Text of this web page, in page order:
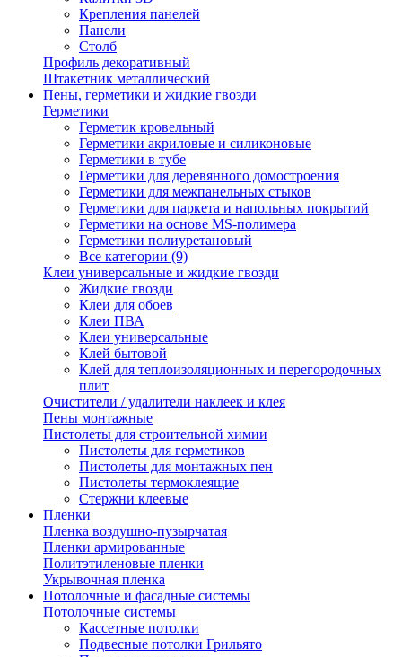
Крепления панелей
Панели
Столб
Профиль декоративный
Штакетник металлический
Пены, герметики и жидкие гвозди
Герметики
Герметик кровельный
Герметики акриловые и силиконовые
Герметики в тубе
Герметики для деревянного домостроения
Герметики для межпанельных стыков
Герметики для паркета и напольных покрытий
Герметики на основе MS-полимера
Герметики полиуретановый
Все категории (9)
Клеи универсальные и жидкие гвозди
Жидкие гвозди
Клеи для обоев
Клеи ПВА
Клеи универсальные
Клей бытовой
Клей для теплоизоляционных и перегородочных
плит
Очистители / удалители наклеек и клея
Пены монтажные
Пистолеты для строительной химии
Пистолеты для герметиков
Пистолеты для монтажных пен
Пистолеты термоклеящие
Стержни клеевые
Пленки
Пленка воздушно-пузырчатая
Пленки армированные
Политэтиленовые пленки
Укрывочная пленка
Потолочные и фасадные системы
Потолочные системы
Кассетные потолки
Подвесные потолки Грильято